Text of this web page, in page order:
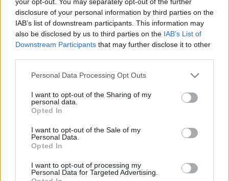
disclosure of your personal information by third parties on the
IAB’s list of downstream participants. This information may
also be disclosed by us to third parties on the IAB’s List of
Downstream Participants that may further disclose it to other
Please note that this website/app uses one or more Google
not limited to your visit or usage behaviour. You may click to
grant or deny consent to Google and its third-party tags to
use your data for below specified purposes in below Google
consent section.
Personal Data Processing Opt Outs
I want to opt-out of the Sharing of my
personal data.
Opted In
I want to opt-out of the Sale of my
Personal Data.
Opted In
I want to opt-out of processing my
Personal Data for Targeted Advertising.
ΠΙΣΩ ΣΕ Πεντάλεπτα Αρχηγού